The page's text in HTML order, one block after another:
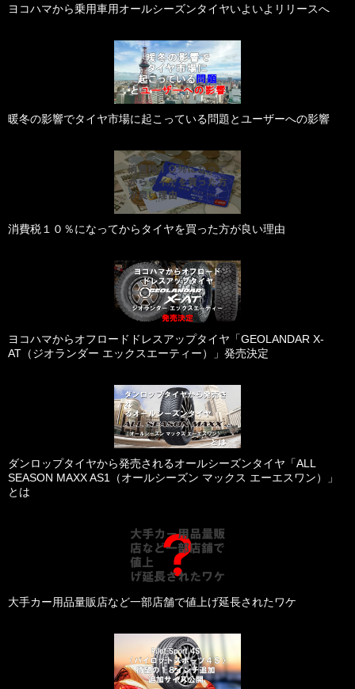
ヨコハマから乗用車用オールシーズンタイヤいよいよリリースへ
暖冬の影響でタイヤ市場に起こっている問題とユーザーへの影響
消費税１０％になってからタイヤを買った方が良い理由
ヨコハマからオフロードドレスアップタイヤ「GEOLANDAR X-
AT（ジオランダー エックスエーティー）」発売決定
ダンロップタイヤから発売されるオールシーズンタイヤ「ALL
SEASON MAXX AS1（オールシーズン マックス エーエスワン）」
とは
大手カー用品量販店など一部店舗で値上げ延長されたワケ